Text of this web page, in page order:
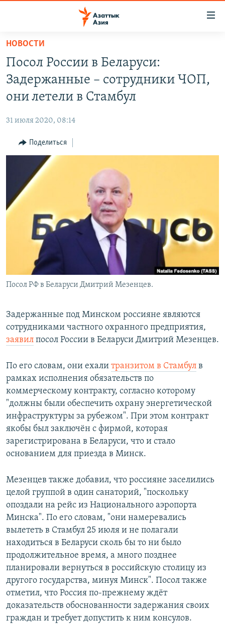
Вернуться
основному
содержанию
Вернутся
главной
Вернутся
ТАДЖИКИСТАН
ВОЙНА В УКРАИНЕ
КЫРГЫЗЧА
ЎЗБЕКЧА
ТОҶИКӢ
TÜRKMENÇE
Все сайты РСЕ/РС
НОВОСТИ
Посол России в Беларуси:
Задержанные – сотрудники ЧОП,
они летели в Стамбул
31 июля 2020, 08:14
Поделиться
Посол РФ в Беларуси Дмитрий Мезенцев.
Задержанные под Минском россияне являются
сотрудниками частного охранного предприятия,
заявил посол России в Беларуси Дмитрий Мезенцев.
По его словам, они ехали транзитом в Стамбул в
рамках исполнения обязательств по
коммерческому контракту, согласно которому
"должны были обеспечить охрану энергетической
инфраструктуры за рубежом". При этом контракт
якобы был заключён с фирмой, которая
зарегистрирована в Беларуси, что и стало
основанием для приезда в Минск.
Мезенцев также добавил, что россияне заселились
целой группой в один санаторий, "поскольку
опоздали на рейс из Национального аэропорта
Минска". По его словам, "они намеревались
вылететь в Стамбул 25 июля и не полагали
находиться в Беларуси сколь бы то ни было
продолжительное время, а много позднее
планировали вернуться в российскую столицу из
другого государства, минуя Минск". Посол также
отметил, что Россия по-прежнему ждёт
доказательств обоснованности задержания своих
граждан и требует допустить к ним консулов.